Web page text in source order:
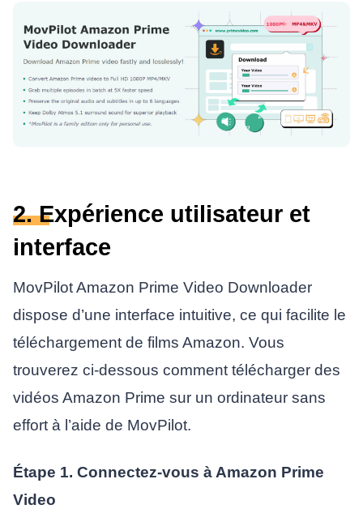
2. Expérience utilisateur et
interface
MovPilot Amazon Prime Video Downloader
dispose d’une interface intuitive, ce qui facilite le
téléchargement de films Amazon. Vous
trouverez ci-dessous comment télécharger des
vidéos Amazon Prime sur un ordinateur sans
effort à l’aide de MovPilot.
Étape 1. Connectez-vous à Amazon Prime
Video